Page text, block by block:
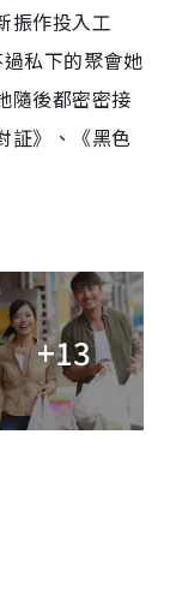
振作投入工
私下的聚會她
隨後都密密接
証》、《黑色
+13